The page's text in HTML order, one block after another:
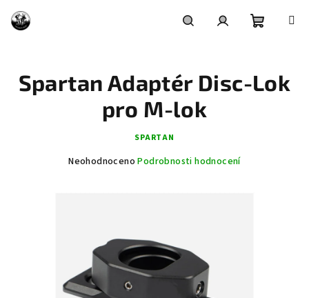
obsah
košík
Spartan Adaptér Disc-Lok
pro M-lok
SPARTAN
Průměrné
hvězdiček.
Neohodnoceno Podrobnosti hodnocení